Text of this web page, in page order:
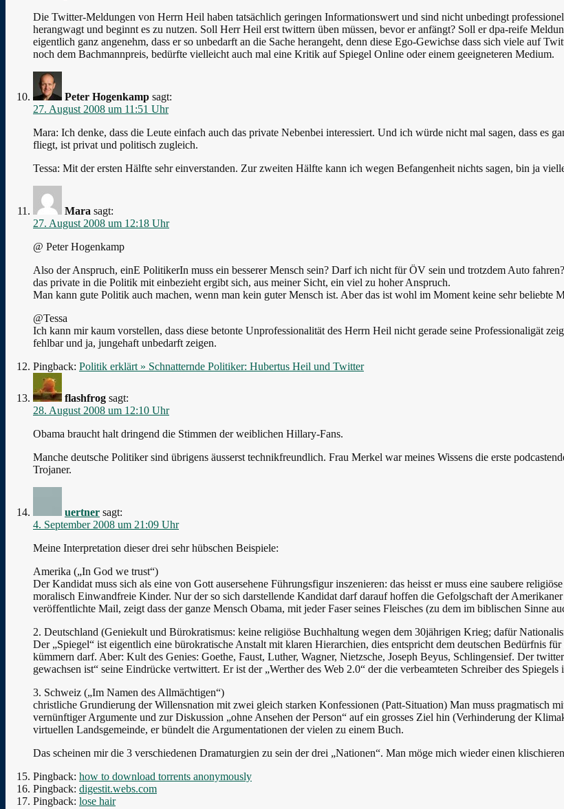
Die Twitter-Meldungen von Herrn Heil haben tatsächlich geringen Informationswert und sind nicht unbedingt
herangwagt und beginnt es zu nutzen. Soll Herr Heil erst twittern üben müssen, bevor er anfängt? Soll er dpa-reife
eigentlich ganz angenehm, dass er so unbedarft an die Sache herangeht, denn diese Ego-Gewichse dass sich viele auf
noch dem Bachmannpreis, bedürfte vielleicht auch mal eine Kritik auf Spiegel Online oder einem geeigneteren Medium.
Peter Hogenkamp sagt:
27. August 2008 um 11:51 Uhr
Mara: Ich denke, dass die Leute einfach auch das private Nebenbei interessiert. Und ich würde nicht mal sagen, dass
fliegt, ist privat und politisch zugleich.
Tessa: Mit der ersten Hälfte sehr einverstanden. Zur zweiten Hälfte kann ich wegen Befangenheit nichts sagen, bin ja
Mara sagt:
27. August 2008 um 12:18 Uhr
@ Peter Hogenkamp
Also der Anspruch, einE PolitikerIn muss ein besserer Mensch sein? Darf ich nicht für ÖV sein und trotzdem Auto
das private in die Politik mit einbezieht ergibt sich, aus meiner Sicht, ein viel zu hoher Anspruch.
Man kann gute Politik auch machen, wenn man kein guter Mensch ist. Aber das ist wohl im Moment keine sehr beliebte
@Tessa
Ich kann mir kaum vorstellen, dass diese betonte Unprofessionalität des Herrn Heil nicht gerade seine Professionaligät
fehlbar und ja, jungehaft unbedarft zeigen.
Pingback: Politik erklärt » Schnatternde Politiker: Hubertus Heil und Twitter
flashfrog sagt:
28. August 2008 um 12:10 Uhr
Obama braucht halt dringend die Stimmen der weiblichen Hillary-Fans.
Manche deutsche Politiker sind übrigens äusserst technikfreundlich. Frau Merkel war meines Wissens die erste
Trojaner.
uertner sagt:
4. September 2008 um 21:09 Uhr
Meine Interpretation dieser drei sehr hübschen Beispiele:
Amerika („In God we trust“)
Der Kandidat muss sich als eine von Gott ausersehene Führungsfigur inszenieren: das heisst er muss eine saubere
moralisch Einwandfreie Kinder. Nur der so sich darstellende Kandidat darf darauf hoffen die Gefolgschaft der
veröffentlichte Mail, zeigt dass der ganze Mensch Obama, mit jeder Faser seines Fleisches (zu dem im biblischen Sinne
2. Deutschland (Geniekult und Bürokratismus: keine religiöse Buchhaltung wegen dem 30jährigen Krieg; dafür
Der „Spiegel“ ist eigentlich eine bürokratische Anstalt mit klaren Hierarchien, dies entspricht dem deutschen Bedürfnis
kümmern darf. Aber: Kult des Genies: Goethe, Faust, Luther, Wagner, Nietzsche, Joseph Beyus, Schlingensief. Der
gewachsen ist“ seine Eindrücke vertwittert. Er ist der „Werther des Web 2.0“ der die verbeamteten Schreiber des
3. Schweiz („Im Namen des Allmächtigen“)
christliche Grundierung der Willensnation mit zwei gleich starken Konfessionen (Patt-Situation) Man muss pragmatisch
vernünftiger Argumente und zur Diskussion „ohne Ansehen der Person“ auf ein grosses Ziel hin (Verhinderung der
virtuellen Landsgemeinde, er bündelt die Argumentationen der vielen zu einem Buch.
Das scheinen mir die 3 verschiedenen Dramaturgien zu sein der drei „Nationen“. Man möge mich wieder einen
Pingback: how to download torrents anonymously
Pingback: digestit.webs.com
Pingback: lose hair